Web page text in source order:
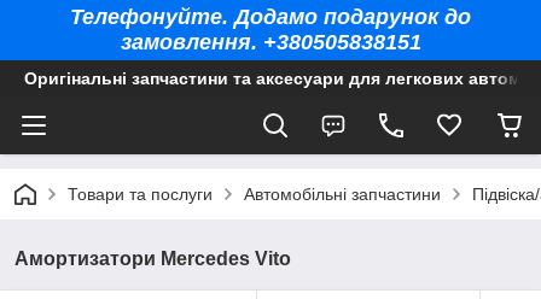
Телефонуйте. Додамо подарунок до
замовлення. +380505838151
Оригінальні запчастини та аксесуари для легкових
Товари та послуги Автомобільні запчастини
Амортизатори Mercedes Vito